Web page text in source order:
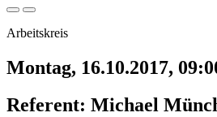
Arbeitskreis
Montag, 16.10.2017,
Referent: Michael